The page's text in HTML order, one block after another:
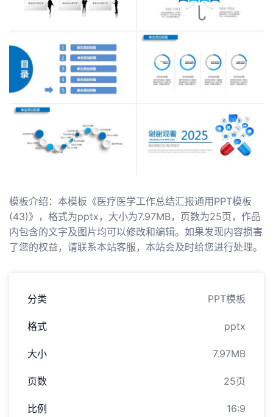
模板介绍：本模板《医疗医学工作总结汇报通用PPT模板
(43)》，格式为pptx，大小为7.97MB，页数为25页，作品
内包含的文字及图片均可以修改和编辑。如果发现内容损害
了您的权益，请联系本站客服，本站会及时给您进行处理。
分类 PPT模板
格式 pptx
大小 7.97MB
页数 25页
比例 16:9